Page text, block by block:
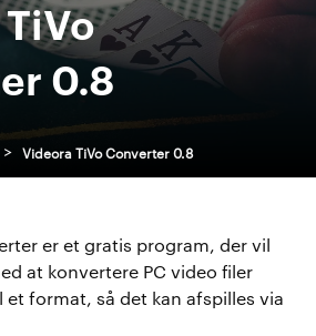
0.8
> Videora TiVo Converter 0.8
er et gratis program, der vil
at konvertere PC video filer
et format, så det kan afspilles via